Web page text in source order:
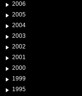
2006
2005
2004
2003
2002
2001
2000
1999
1995